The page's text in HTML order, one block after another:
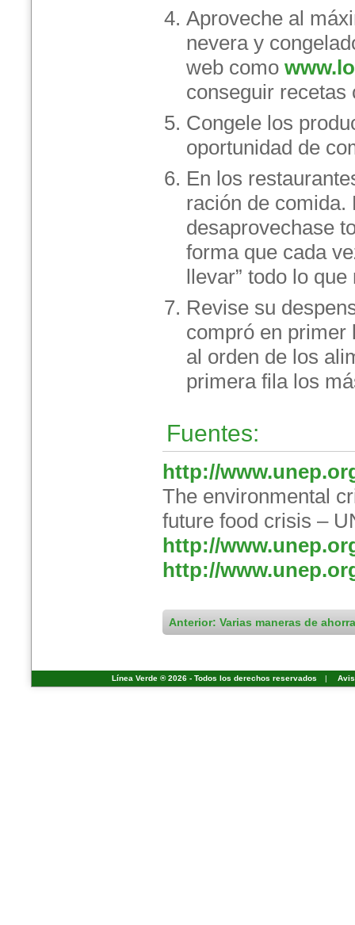
Aproveche al
nevera y
web como
conseguir recetas
Congele los
oportunidad de
En los
ración de comida.
desaprovechase
forma que cada
llevar” todo lo
Revise su
compró en primer
al orden de los
primera fila los
Fuentes:
http://
The environmental
future food crisis –
http://
http://
Anterior: Varias maneras de
Línea Verde ® 2026 - Todos los derechos reservados |